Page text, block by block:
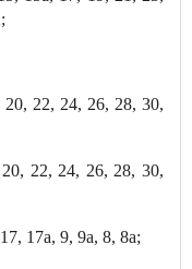
22, 24, 26, 28, 30,
22, 24, 26, 28, 30,
17а, 9, 9а, 8, 8а;